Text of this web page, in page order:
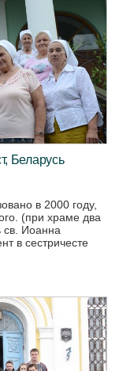
Беларусь
в 2000 году,
(при храме два
св. Иоанна
в сестричесте